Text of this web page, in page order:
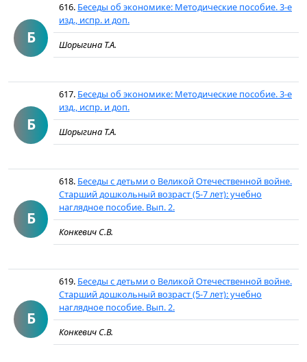
Б
616. Беседы об экономике: Методические пособие. 3-е
изд., испр. и доп.
Шорыгина Т.А.
Б
617. Беседы об экономике: Методические пособие. 3-е
изд., испр. и доп.
Шорыгина Т.А.
Б
618. Беседы с детьми о Великой Отечественной войне.
Старший дошкольный возраст (5-7 лет): учебно
наглядное пособие. Вып. 2.
Конкевич С.В.
Б
619. Беседы с детьми о Великой Отечественной войне.
Старший дошкольный возраст (5-7 лет): учебно
наглядное пособие. Вып. 2.
Конкевич С.В.